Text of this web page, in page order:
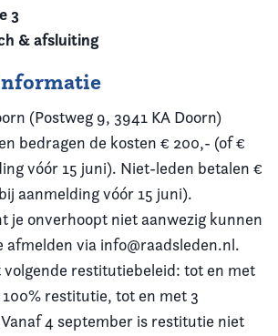
3
& afsluiting
(Postweg 9, 3941 KA Doorn)
bedragen de kosten € 200,- (of €
vóór 15 juni). Niet-leden betalen €
aanmelding vóór 15 juni).
je onverhoopt niet aanwezig kunnen
afmelden via info@raadsleden.nl.
restitutiebeleid: tot en met
restitutie, tot en met 3
4 september is restitutie niet